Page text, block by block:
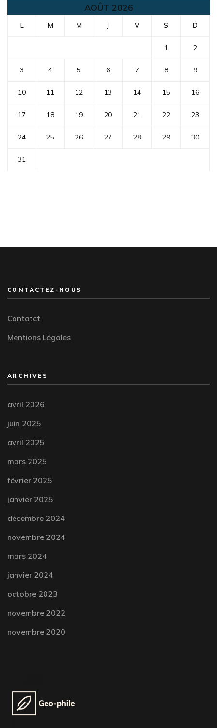
AOÛT 2026
L M M J V S D
1 2
3 4 5 6 7 8 9
10 11 12 13 14 15 16
17 18 19 20 21 22 23
24 25 26 27 28 29 30
31
CONTACTEZ-NOUS
Contatct
Mentions Légales
ARCHIVES
avril 2026
juin 2025
avril 2025
mars 2025
février 2025
janvier 2025
décembre 2024
novembre 2024
mars 2024
janvier 2024
octobre 2023
novembre 2022
novembre 2020